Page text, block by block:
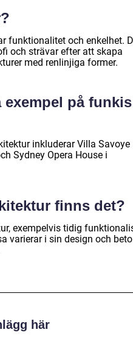
funktionalitet och enkelhet.
och strävar efter att skapa
med renlinjiga former.
på funkis
inkluderar Villa Savoye
Sydney Opera House i
finns det?
exempelvis tidig
varierar i sin design och
här